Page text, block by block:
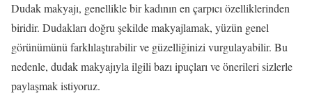
Dudak makyajı, genellikle bir kadının en çarpıcı özelliklerinden
biridir. Dudakları doğru şekilde makyajlamak, yüzün genel
görünümünü farklılaştırabilir ve güzelliğinizi vurgulayabilir. Bu
nedenle, dudak makyajıyla ilgili bazı ipuçları ve önerileri sizlerle
paylaşmak istiyoruz.